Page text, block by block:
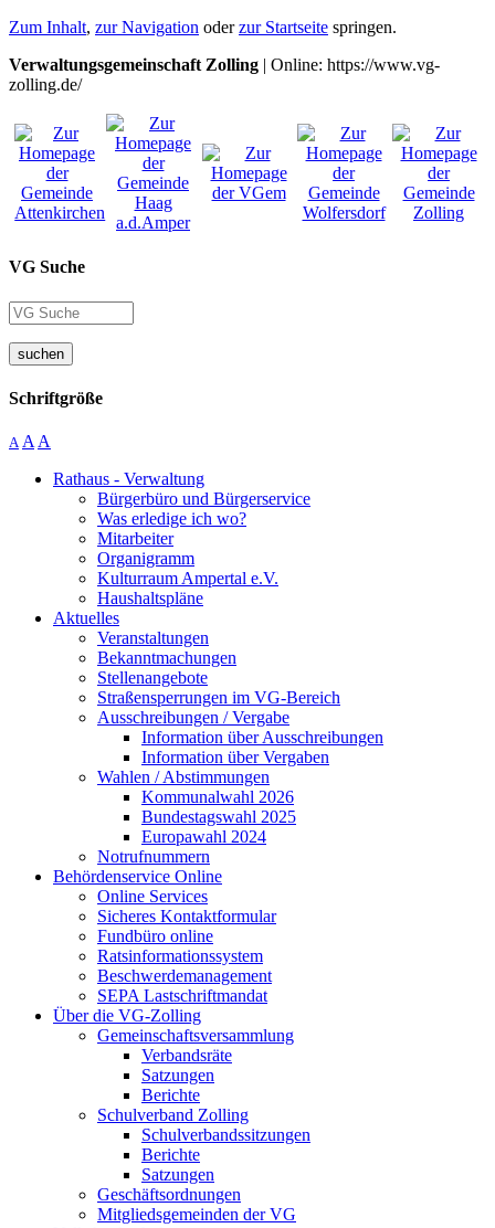
Zum Inhalt, zur Navigation oderzur Startseite springen.
Verwaltungsgemeinschaft Zolling | Online: https://www.vg-
zolling.de/
VG Suche
suchen
Schriftgröße
A A A
Rathaus - Verwaltung
Bürgerbüro und Bürgerservice
Was erledige ich wo?
Mitarbeiter
Organigramm
Kulturraum Ampertal e.V.
Haushaltspläne
Aktuelles
Veranstaltungen
Bekanntmachungen
Stellenangebote
Straßensperrungen im VG-Bereich
Ausschreibungen / Vergabe
Information über Ausschreibungen
Information über Vergaben
Wahlen / Abstimmungen
Kommunalwahl 2026
Bundestagswahl 2025
Europawahl 2024
Notrufnummern
Behördenservice Online
Online Services
Sicheres Kontaktformular
Fundbüro online
Ratsinformationssystem
Beschwerdemanagement
SEPA Lastschriftmandat
Über die VG-Zolling
Gemeinschaftsversammlung
Verbandsräte
Satzungen
Berichte
Schulverband Zolling
Schulverbandssitzungen
Berichte
Satzungen
Geschäftsordnungen
Mitgliedsgemeinden der VG